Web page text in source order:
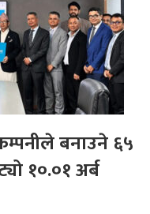
बनाउने ६५
१०.०१ अर्ब